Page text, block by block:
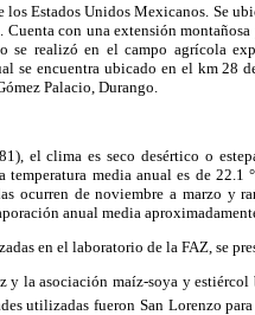
Estados Unidos Mexicanos. Se
con una extensión
se realizó en el campo agrícola
encuentra ubicado en el km 28
Palacio, Durango.
el clima es seco desértico o
media anual es de 22.1
ocurren de noviembre a marzo y
anual media
en el laboratorio de la FAZ, se
y la asociación maíz-soya y
utilizadas fueron San Lorenzo